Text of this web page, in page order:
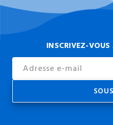
INSCRIVEZ-
Address